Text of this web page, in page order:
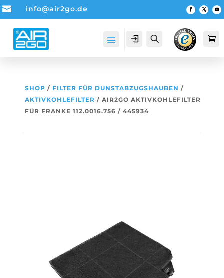
 info@air2go.de
Account Suche 
SHOP / FILTER FÜR DUNSTABZUGSHAUBEN /
AKTIVKOHLEFILTER / AIR2GO AKTIVKOHLEFILTER
FÜR FRANKE 112.0016.756 / 445934